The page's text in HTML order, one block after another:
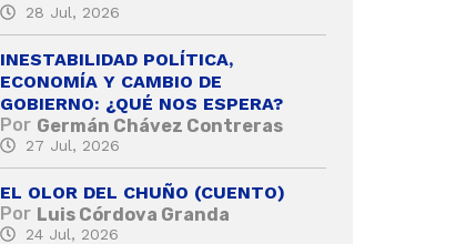
28 Jul, 2026
INESTABILIDAD POLÍTICA,
ECONOMÍA Y CAMBIO DE
GOBIERNO: ¿QUÉ NOS ESPERA?
Por Germán Chávez Contreras
27 Jul, 2026
EL OLOR DEL CHUÑO (CUENTO)
Por Luis Córdova Granda
24 Jul, 2026